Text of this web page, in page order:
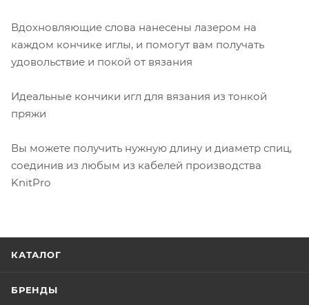
Вдохновляющие слова нанесены лазером на
каждом кончике иглы, и помогут вам получать
удовольствие и покой от вязания
Идеальные кончики игл для вязания из тонкой
пряжи
Вы можете получить нужную длину и диаметр спиц,
соединив из любым из кабелей производства
KnitPro
КАТАЛОГ
БРЕНДЫ